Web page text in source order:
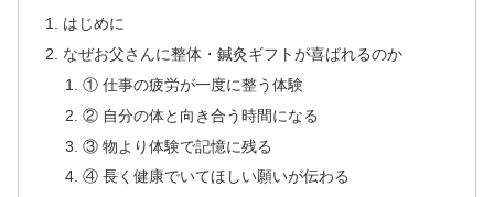
はじめに
なぜお父さんに整体・鍼灸ギフトが喜ばれるのか
① 仕事の疲労が一度に整う体験
② 自分の体と向き合う時間になる
③ 物より体験で記憶に残る
④ 長く健康でいてほしい願いが伝わる